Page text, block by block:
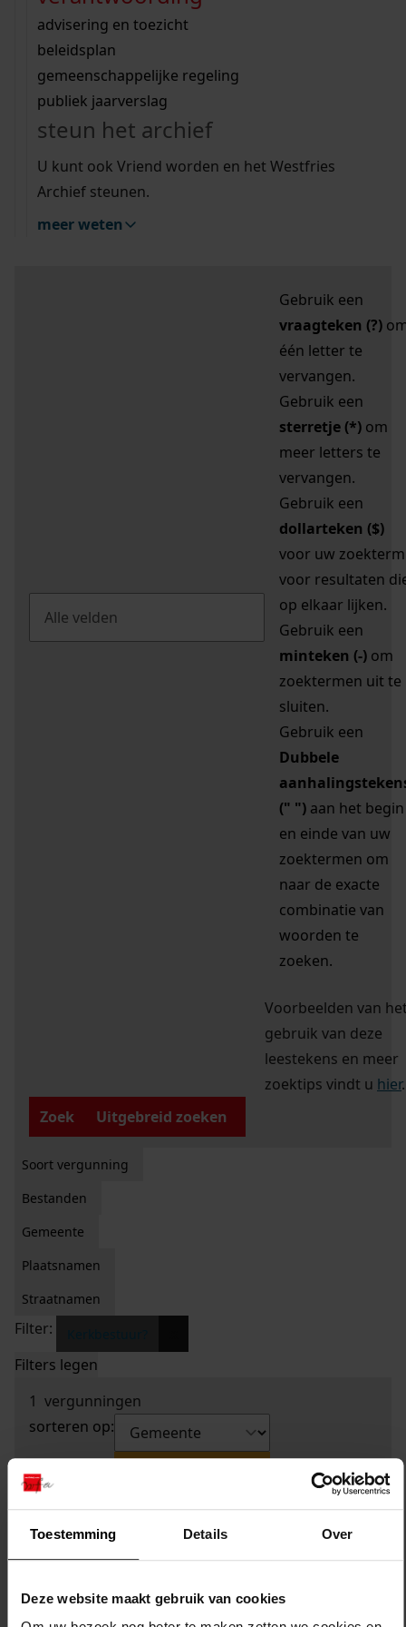
Toestemming Details Over
Deze website maakt gebruik van cookies
bouwvergunningen
omgevingsvergunningen
vergunningen
beeld en geluid
uitleg nodig?
Wij helpen u op weg met een aantal zoektips.
bekijk alle zoektips
Wij helpen u op weg met een aantal zoektips.
bekijk alle zoektips
bekijk ons geschiedenislokaal
advisering en toezicht
beleidsplan
gemeenschappelijke regeling
publiek jaarverslag
steun het archief
U kunt ook Vriend worden en het Westfries
Archief steunen.
meer weten
zoektips
Mijn Studiezaal (inloggen)
uw zoekopdracht te
Gebruik een
vraagteken (?)
één letter te
vervangen.
Gebruik een
sterretje (*) om
meer letters te
vervangen.
Gebruik een
dollarteken ($)
voor uw zoekterm
voor resultaten
op elkaar lijken.
Gebruik een
minteken (-) om
zoektermen uit te
sluiten.
Gebruik een
Dubbele
(" ") aan het begin
en einde van uw
zoektermen om
naar de exacte
combinatie van
woorden te
zoeken.
Voorbeelden van
gebruik van deze
leestekens en meer
zoektips vindt u hier.
Zoek
Uitgebreid zoeken
Soort vergunning
Bestanden
Gemeente
Plaatsnamen
Straatnamen
Filter:
Filters legen
1 vergunningen
sorteren op: